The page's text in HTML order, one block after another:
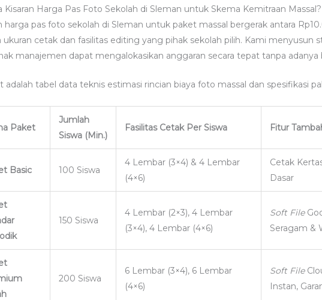
Kisaran Harga Pas Foto Sekolah di Sleman untuk Skema Kemitraan Massal?
harga pas foto sekolah di Sleman untuk paket massal bergerak antara
ukuran cetak dan fasilitas editing yang pihak sekolah pilih. Kami menyusun
manajemen dapat mengalokasikan anggaran secara tepat tanpa
adalah tabel data teknis estimasi rincian biaya foto massal dan spesifikasi
Paket
Jumlah
Siswa (Min.)
Fasilitas Cetak Per Siswa Fitur
Basic 100 Siswa
4 Lembar (3×4) & 4 Lembar
(4×6)
Cetak
Dasar
150 Siswa
4 Lembar (2×3), 4 Lembar
(3×4), 4 Lembar (4×6)
Soft File
Seragam &
200 Siswa
6 Lembar (3×4), 6 Lembar
(4×6)
Soft File
Instan,